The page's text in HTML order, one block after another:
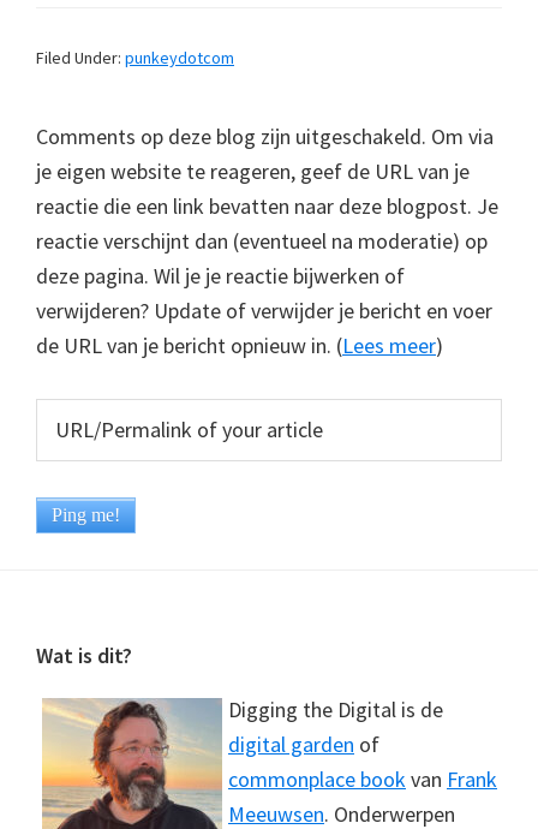
Filed Under: punkeydotcom
Comments op deze blog zijn uitgeschakeld. Om via
je eigen website te reageren, geef de URL van je
reactie die een link bevatten naar deze blogpost. Je
reactie verschijnt dan (eventueel na moderatie) op
deze pagina. Wil je je reactie bijwerken of
verwijderen? Update of verwijder je bericht en voer
de URL van je bericht opnieuw in. (Lees meer)
Footer
Wat is dit?
Digging the Digital is de
digital garden of
commonplace bookvan Frank
Meeuwsen. Onderwerpen